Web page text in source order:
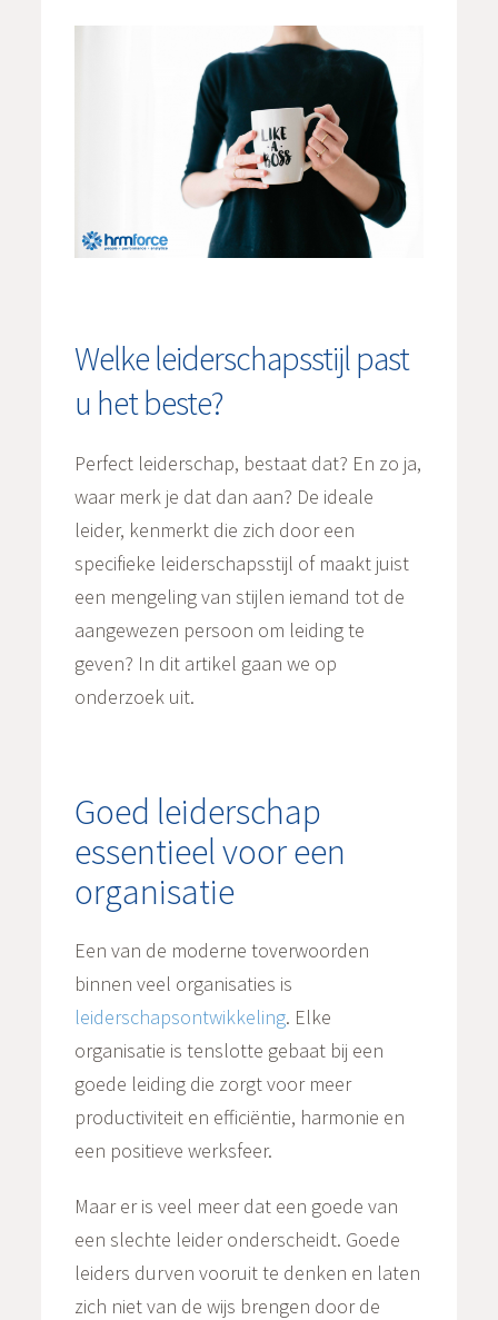
Welke leiderschapsstijl past
u het beste?
Perfect leiderschap, bestaat dat? En zo ja,
waar merk je dat dan aan? De ideale
leider, kenmerkt die zich door een
specifieke leiderschapsstijl of maakt juist
een mengeling van stijlen iemand tot de
aangewezen persoon om leiding te
geven? In dit artikel gaan we op
onderzoek uit.
Goed leiderschap
essentieel voor een
organisatie
Een van de moderne toverwoorden
binnen veel organisaties is
leiderschapsontwikkeling. Elke
organisatie is tenslotte gebaat bij een
goede leiding die zorgt voor meer
productiviteit en efficiëntie, harmonie en
een positieve werksfeer.
Maar er is veel meer dat een goede van
een slechte leider onderscheidt. Goede
leiders durven vooruit te denken en laten
zich niet van de wijs brengen door de